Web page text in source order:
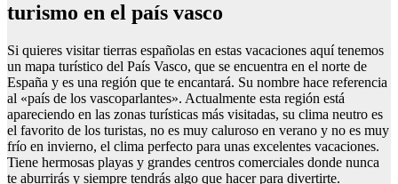
turismo en el país vasco
Si quieres visitar tierras españolas en estas vacaciones aquí tenemos
un mapa turístico del País Vasco, que se encuentra en el norte de
España y es una región que te encantará. Su nombre hace referencia
al «país de los vascoparlantes». Actualmente esta región está
apareciendo en las zonas turísticas más visitadas, su clima neutro es
el favorito de los turistas, no es muy caluroso en verano y no es muy
frío en invierno, el clima perfecto para unas excelentes vacaciones.
Tiene hermosas playas y grandes centros comerciales donde nunca
te aburrirás y siempre tendrás algo que hacer para divertirte.